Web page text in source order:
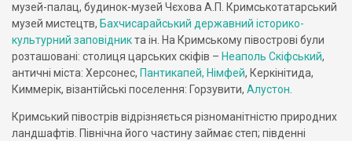
музей-палац, будинок-музей Чєхова А.П. Кримськотатарський
музей мистецтв, Бахчисарайський державний історико-
культурний заповідникта ін. На Кримському півострові були
розташовані: столиця царських скіфів – Неаполь Скіфський,
античні міста: Херсонес, Пантикапей, Німфей, Керкінітида,
Киммерік, візантійські поселення: Горзувити, Алустон
Кримський півострів відрізняється різноманітністю природних
ландшафтів. Північна його частину займає степ; південні